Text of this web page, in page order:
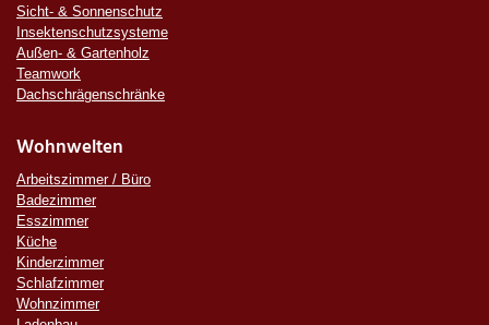
Sicht- & Sonnenschutz
Insektenschutzsysteme
Außen- & Gartenholz
Teamwork
Dachschrägenschränke
Wohnwelten
Arbeitszimmer / Büro
Badezimmer
Esszimmer
Küche
Kinderzimmer
Schlafzimmer
Wohnzimmer